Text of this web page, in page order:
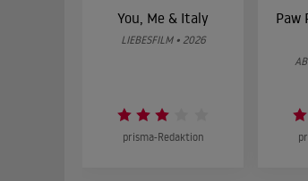
You, Me & Italy
LIEBESFILM • 2026
prisma-Redaktion
Paw